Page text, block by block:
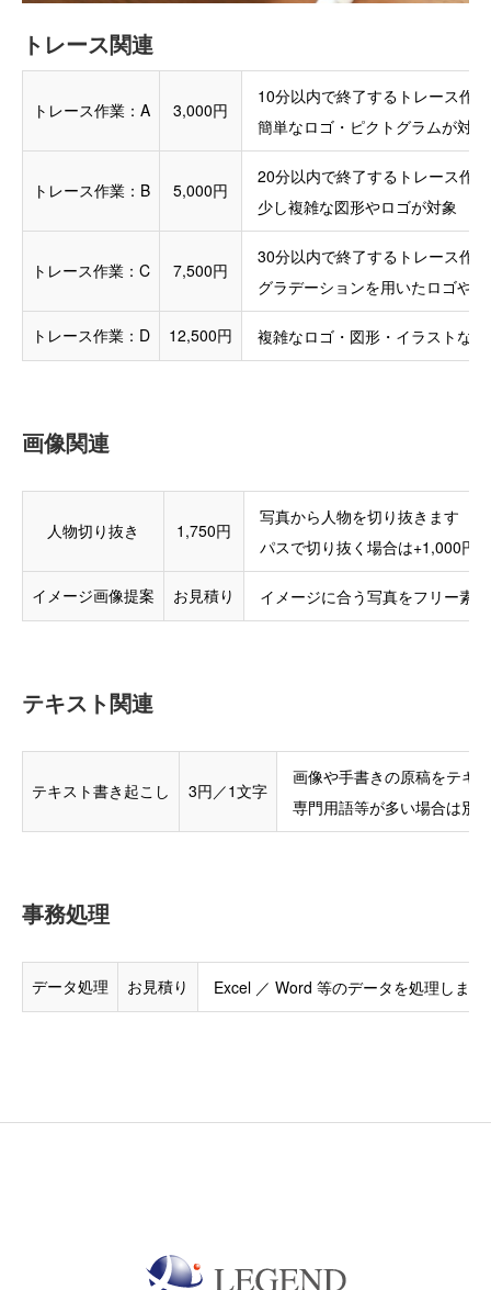
トレース関連
トレース作業：A 3,000円
10分以内で終了するトレース作
簡単なロゴ・ピクトグラムが対象
トレース作業：B 5,000円
20分以内で終了するトレース作
少し複雑な図形やロゴが対象
トレース作業：C 7,500円
30分以内で終了するトレース作
グラデーションを用いたロゴや
トレース作業：D 12,500円 複雑なロゴ・図形・イラストな
画像関連
人物切り抜き 1,750円
写真から人物を切り抜きます
パスで切り抜く場合は+1,000円
イメージ画像提案 お見積り イメージに合う写真をフリー素
テキスト関連
テキスト書き起こし 3円／1文字
画像や手書きの原稿をテキ
専門用語等が多い場合は別
事務処理
データ処理 お見積り Excel ／ Word 等のデータを処理します